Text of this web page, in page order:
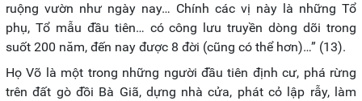
ruộng vườn như ngày nay… Chính các vị này là những Tổ
phụ, Tổ mẫu đầu tiên… có công lưu truyền dòng dõi trong
suốt 200 năm, đến nay được 8 đời (cũng có thể hơn)…” (13).
Họ Võ là một trong những người đầu tiên định cư, phá rừng
trên đất gò đồi Bà Giã, dựng nhà cửa, phát cỏ lập rẫy, làm